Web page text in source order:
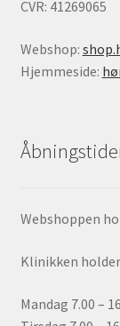
CVR: 41269065
Webshop:
Hjemmeside:
Webshoppen
Klinikken
Mandag 7.00 –